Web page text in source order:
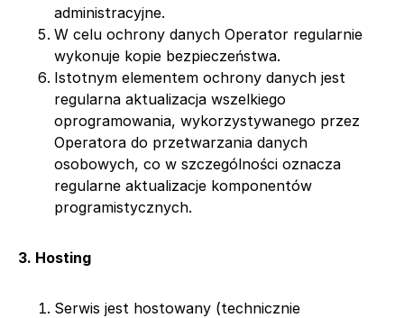
administracyjne.
W celu ochrony danych Operator regularnie
wykonuje kopie bezpieczeństwa.
Istotnym elementem ochrony danych jest
regularna aktualizacja wszelkiego
oprogramowania, wykorzystywanego przez
Operatora do przetwarzania danych
osobowych, co w szczególności oznacza
regularne aktualizacje komponentów
programistycznych.
3. Hosting
Serwis jest hostowany (technicznie